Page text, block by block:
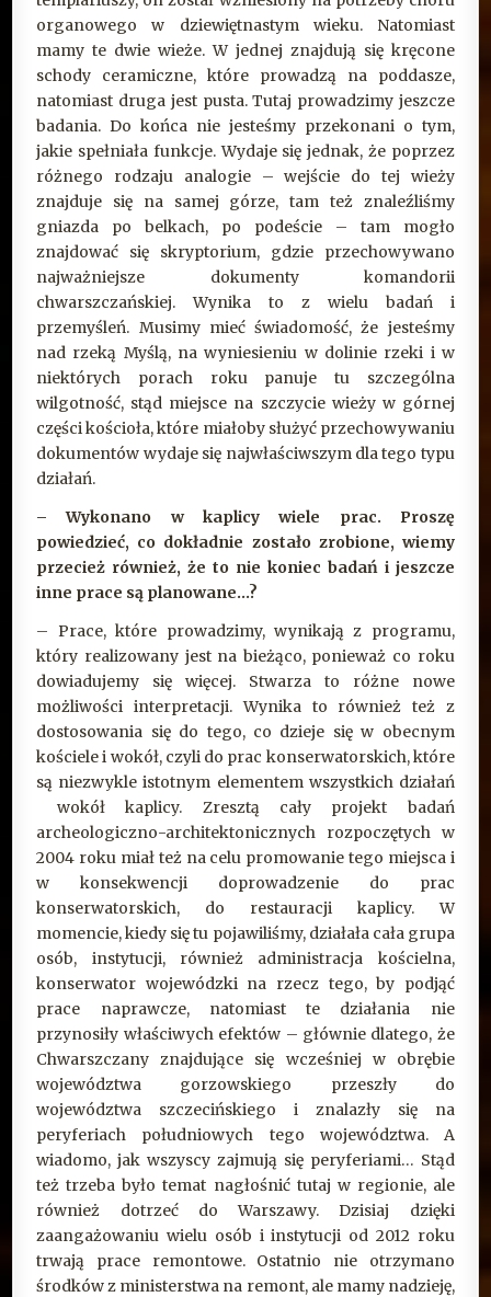
organowego w dziewiętnastym wieku. Natomiast
mamy te dwie wieże. W jednej znajdują się kręcone
schody ceramiczne, które prowadzą na poddasze,
natomiast druga jest pusta. Tutaj prowadzimy jeszcze
badania. Do końca nie jesteśmy przekonani o tym,
jakie spełniała funkcje. Wydaje się jednak, że poprzez
różnego rodzaju analogie – wejście do tej wieży
znajduje się na samej górze, tam też znaleźliśmy
gniazda po belkach, po podeście – tam mogło
znajdować się skryptorium, gdzie przechowywano
najważniejsze dokumenty komandorii
chwarszczańskiej. Wynika to z wielu badań i
przemyśleń. Musimy mieć świadomość, że jesteśmy
nad rzeką Myślą, na wyniesieniu w dolinie rzeki i w
niektórych porach roku panuje tu szczególna
wilgotność, stąd miejsce na szczycie wieży w górnej
części kościoła, które miałoby służyć przechowywaniu
dokumentów wydaje się najwłaściwszym dla tego typu
działań.
– Wykonano w kaplicy wiele prac. Proszę
powiedzieć, co dokładnie zostało zrobione, wiemy
przecież również, że to nie koniec badań i jeszcze
inne prace są planowane…?
– Prace, które prowadzimy, wynikają z programu,
który realizowany jest na bieżąco, ponieważ co roku
dowiadujemy się więcej. Stwarza to różne nowe
możliwości interpretacji. Wynika to również też z
dostosowania się do tego, co dzieje się w obecnym
kościele i wokół, czyli do prac konserwatorskich, które
są niezwykle istotnym elementem wszystkich działań
wokół kaplicy. Zresztą cały projekt badań
archeologiczno-architektonicznych rozpoczętych w
2004 roku miał też na celu promowanie tego miejsca i
w konsekwencji doprowadzenie do prac
konserwatorskich, do restauracji kaplicy. W
momencie, kiedy się tu pojawiliśmy, działała cała grupa
osób, instytucji, również administracja kościelna,
konserwator wojewódzki na rzecz tego, by podjąć
prace naprawcze, natomiast te działania nie
przynosiły właściwych efektów – głównie dlatego, że
Chwarszczany znajdujące się wcześniej w obrębie
województwa gorzowskiego przeszły do
województwa szczecińskiego i znalazły się na
peryferiach południowych tego województwa. A
wiadomo, jak wszyscy zajmują się peryferiami… Stąd
też trzeba było temat nagłośnić tutaj w regionie, ale
również dotrzeć do Warszawy. Dzisiaj dzięki
zaangażowaniu wielu osób i instytucji od 2012 roku
trwają prace remontowe. Ostatnio nie otrzymano
środków z ministerstwa na remont, ale mamy nadzieję,